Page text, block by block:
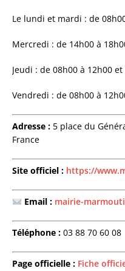
Le lundi et mardi : de
Mercredi : de 14h00 à
Jeudi : de 08h00 à 12h00
Vendredi : de 08h00 à
Adresse : 5 place du
France
Site officiel : https://
Email : mairie-
Téléphone : 03 88 70 60 08
Page officielle : Fiche